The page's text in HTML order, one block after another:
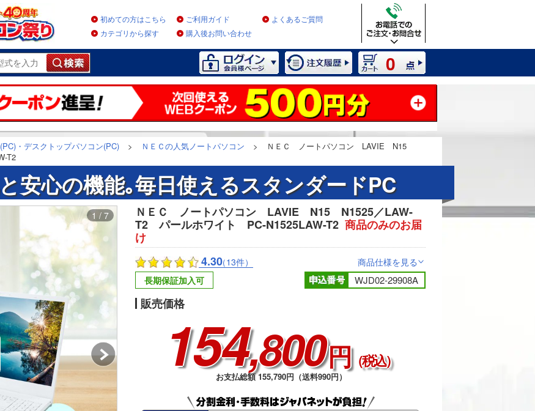
初めての方はこちら ご利用ガイド
よくあるご質問
カテゴリから探す
購入後お問い合わせ
0
・デスクトップパソコン(PC) > ＮＥＣの人気ノートパソコン >
ＮＥＣ ノートパソコン LAVIE N15
T2
安心の機能｡毎日使えるスタンダードPC
1 / 7 2 / 7
ＮＥＣ ノートパソコン LAVIE N15 N1525／LAW-
T2 パールホワイト PC-N1525LAW-T2 商品のみのお届
け
4.30（13件） 商品仕様を見る>
長期保証加入可 WJD02-29908A
販売価格
154,800円 （税込）
お支払総額 155,790円（送料990円）